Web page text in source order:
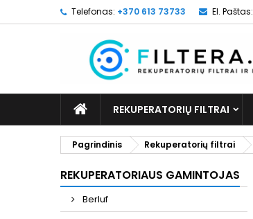
Telefonas: +370 613 73733 El. Paštas:
REKUPERATORIŲ FILTRAI
Pagrindinis Rekuperatorių filtrai
REKUPERATORIAUS GAMINTOJAS
Berluf